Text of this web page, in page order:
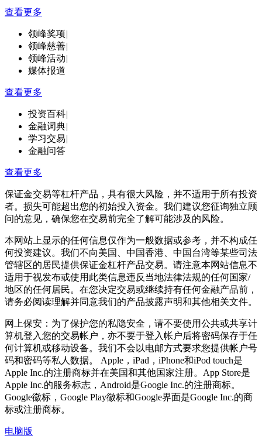
查看更多
领峰奖项|
领峰慈善|
领峰活动|
媒体报道
查看更多
投资百科|
金融词典|
学习交易|
金融问答
查看更多
保证金交易等杠杆产品，具有很大风险，并不适用于所有投资
者。损失可能超出您的初始投入资金。我们建议您征询独立顾
问的意见，确保您在交易前完全了解可能涉及的风险。
本网站上显示的任何信息仅作为一般数据或参考，并不构成任
何投资建议。我们不向美国、中国香港、中国台湾等某些司法
管辖区的居民提供保证金杠杆产品交易。请注意本网站信息不
适用于视发布或使用此类信息违反当地法律法规的任何国家/
地区的任何居民。在您决定交易或继续持有任何金融产品前，
请务必阅读理解并同意我们的产品披露声明和其他相关文件。
网上保安：为了保护您的私隐安全，请不要使用公共或共享计
算机登入您的交易帐户，亦不要于登入帐户后将密码保存于任
何计算机或移动设备。我们不会以电邮方式要求您提供帐户号
码和密码等私人数据。 Apple，iPad，iPhone和iPod touch是
Apple Inc.的注册商标并在美国和其他国家注册。App Store是
Apple Inc.的服务标志，Android是Google Inc.的注册商标。
Google徽标，Google Play徽标和Google界面是Google Inc.的商
标或注册商标。
电脑版